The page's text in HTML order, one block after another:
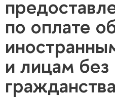
по оплате
и лицам без